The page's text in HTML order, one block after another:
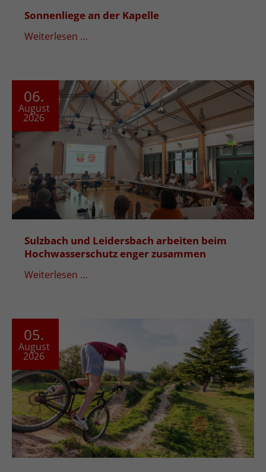
Sonnenliege an der Kapelle
Weiterlesen …
06.
August
2026
Sulzbach und Leidersbach arbeiten beim
Hochwasserschutz enger zusammen
Weiterlesen …
05.
August
2026